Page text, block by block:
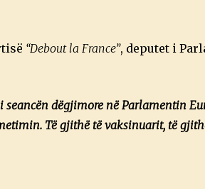
“Debout la France”, deputet i
seancën dëgjimore në Parlamentin
Të gjithë të vaksinuarit, të